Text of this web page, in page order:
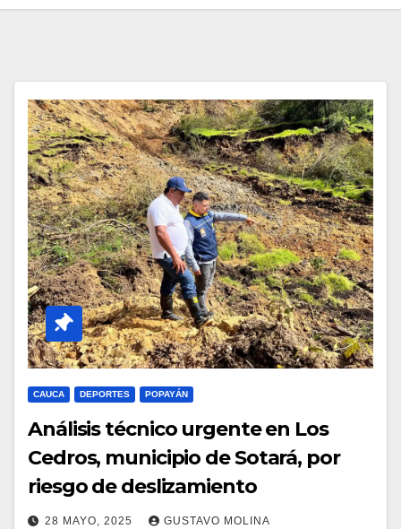
CAUCA DEPORTES POPAYÁN
Análisis técnico urgente en Los
Cedros, municipio de Sotará, por
riesgo de deslizamiento
28 MAYO, 2025 GUSTAVO MOLINA